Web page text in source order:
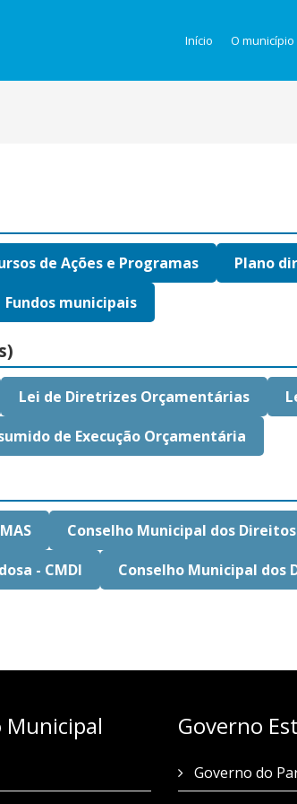
Início O município
de Ações e Programas Plano
Fundos municipais
Lei de Diretrizes Orçamentárias
de Execução Orçamentária
Conselho Municipal dos
- CMDI
Conselho Municipal dos
Municipal Governo
Governo do